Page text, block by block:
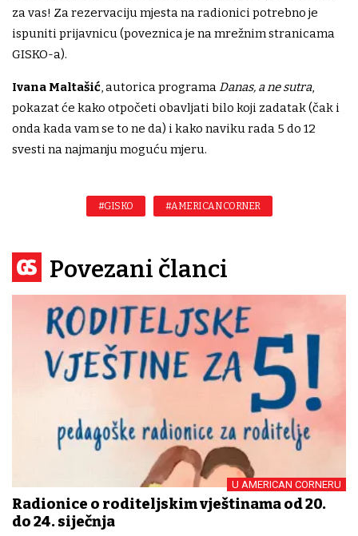
za vas! Za rezervaciju mjesta na radionici potrebno je
ispuniti prijavnicu (poveznica je na mrežnim stranicama
GISKO-a).
Ivana Maltašić, autorica programaDanas, a ne sutra,
pokazat će kako otpočeti obavljati bilo koji zadatak (čak i
onda kada vam se to ne da) i kako naviku rada 5 do 12
svesti na najmanju moguću mjeru.
#GISKO #AMERICAN CORNER
Povezani članci
U AMERICAN CORNERU
Radionice o roditeljskim vještinama od 20.
do 24. siječnja